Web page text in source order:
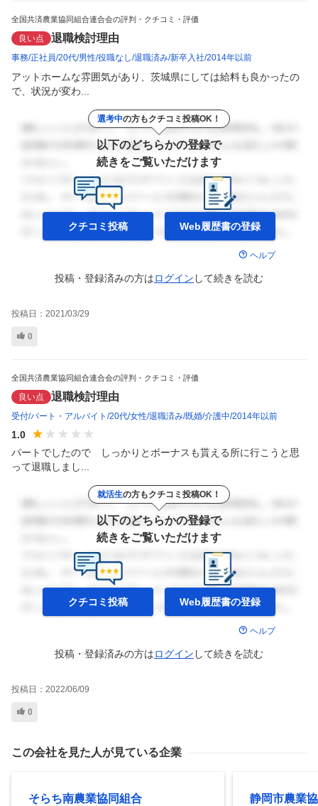
全国共済農業協同組合連合会の評判・クチコミ・評価
良い点 退職検討理由
事務 正社員 20代 男性 役職なし 退職済み 新卒入社 2014年以前
アットホームな雰囲気があり、茨城県にしては給料も良かったの
で、状況が変わ...
選考中の方もクチコミ投稿OK！
以下のどちらかの登録で
続きをご覧いただけます
クチコミ投稿 Web履歴書の登録
ヘルプ
投稿・登録済みの方はログイン して続きを読む
投稿日： 2021/03/29
0
全国共済農業協同組合連合会の評判・クチコミ・評価
良い点 退職検討理由
受付 パート・アルバイト 20代 女性 退職済み 既婚 介護中 2014年以前
1.0
パートでしたので　しっかりとボーナスも貰える所に行こうと思
って退職しまし...
就活生の方もクチコミ投稿OK！
以下のどちらかの登録で
続きをご覧いただけます
クチコミ投稿 Web履歴書の登録
ヘルプ
投稿・登録済みの方はログイン して続きを読む
投稿日： 2022/06/09
0
この会社を見た人が見ている企業
そらち南農業協同組合 静岡市農業